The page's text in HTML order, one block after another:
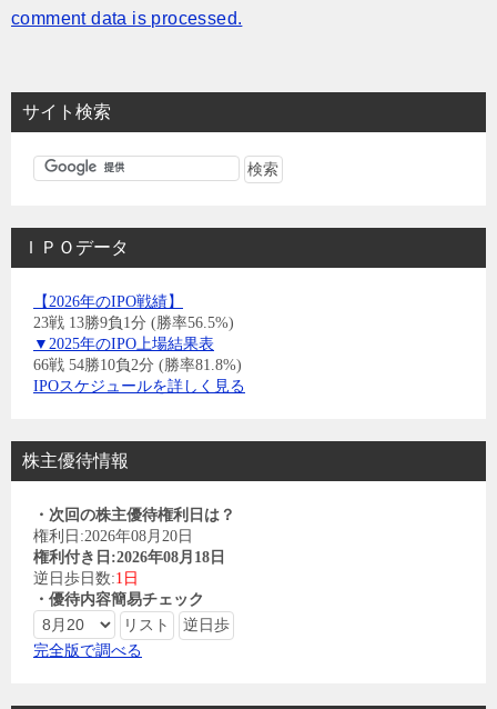
comment data is processed.
サイト検索
ＩＰＯデータ
【2026年のIPO戦績】
23戦 13勝9負1分 (勝率56.5%)
▼2025年のIPO上場結果表
66戦 54勝10負2分 (勝率81.8%)
IPOスケジュールを詳しく見る
株主優待情報
・次回の株主優待権利日は？
権利日:2026年08月20日
権利付き日:2026年08月18日
逆日歩日数:1日
・優待内容簡易チェック
完全版で調べる